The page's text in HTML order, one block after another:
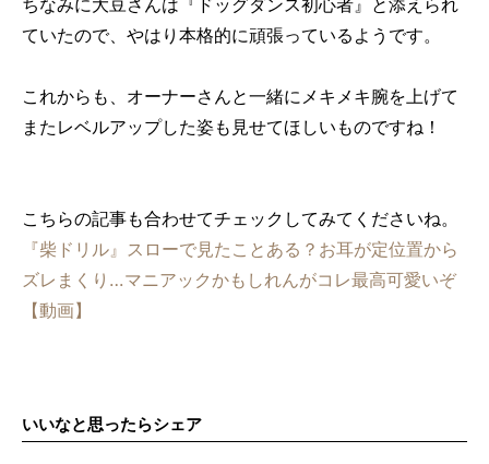
ていたので、やはり本格的に頑張っているようです。
これからも、オーナーさんと一緒にメキメキ腕を上げて
またレベルアップした姿も見せてほしいものですね！
こちらの記事も合わせてチェックしてみてくださいね。
『柴ドリル』スローで見たことある？お耳が定位置から
ズレまくり…マニアックかもしれんがコレ最高可愛いぞ
【動画】
いいなと思ったらシェア